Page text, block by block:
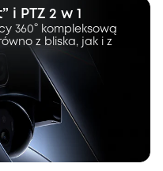
i PTZ 2 w 1
360° kompleksową
z bliska, jak i z